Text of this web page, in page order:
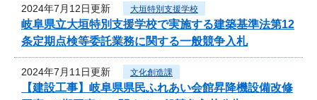
2024年7月12日更新 大垣特別支援学校
岐阜県立大垣特別支援学校で実施する建築基準法第12
条定期点検等委託業務に関する一般競争入札
2024年7月11日更新 文化創造課
【建設工事】岐阜県県民ふれあい会館昇降機設備改修